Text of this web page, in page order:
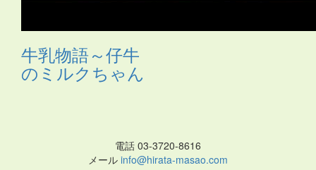
頭・鳴子・鳶口（とびぐち）・
牛乳物語～仔牛
のミルクちゃん
電話 03-3720-8616
メール info@hirata-masao.com